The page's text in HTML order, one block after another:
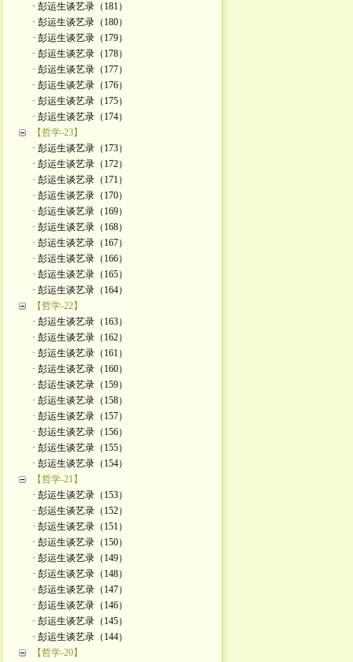
· 彭运生谈艺录（181）
· 彭运生谈艺录（180）
· 彭运生谈艺录（179）
· 彭运生谈艺录（178）
· 彭运生谈艺录（177）
· 彭运生谈艺录（176）
· 彭运生谈艺录（175）
· 彭运生谈艺录（174）
【哲学-23】
· 彭运生谈艺录（173）
· 彭运生谈艺录（172）
· 彭运生谈艺录（171）
· 彭运生谈艺录（170）
· 彭运生谈艺录（169）
· 彭运生谈艺录（168）
· 彭运生谈艺录（167）
· 彭运生谈艺录（166）
· 彭运生谈艺录（165）
· 彭运生谈艺录（164）
【哲学-22】
· 彭运生谈艺录（163）
· 彭运生谈艺录（162）
· 彭运生谈艺录（161）
· 彭运生谈艺录（160）
· 彭运生谈艺录（159）
· 彭运生谈艺录（158）
· 彭运生谈艺录（157）
· 彭运生谈艺录（156）
· 彭运生谈艺录（155）
· 彭运生谈艺录（154）
【哲学-21】
· 彭运生谈艺录（153）
· 彭运生谈艺录（152）
· 彭运生谈艺录（151）
· 彭运生谈艺录（150）
· 彭运生谈艺录（149）
· 彭运生谈艺录（148）
· 彭运生谈艺录（147）
· 彭运生谈艺录（146）
· 彭运生谈艺录（145）
· 彭运生谈艺录（144）
【哲学-20】